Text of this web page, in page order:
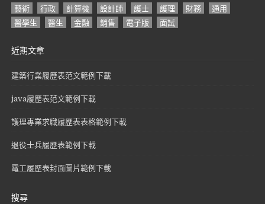
藝術
行政 計算機 設計師 護士 護理 財務
通用
醫學生
醫生 金融 銷售 電子版 面試
近期文章
建築行業履歷表范文範例下載
java履歷表范文範例下載
護理專業求職履歷表表格範例下載
退役士兵履歷表範例下載
電工履歷表封面圖片範例下載
搜尋